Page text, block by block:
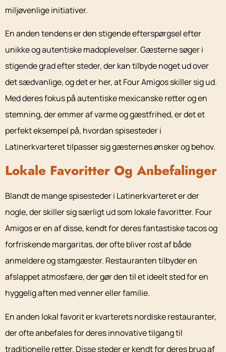
miljøvenlige initiativer.
En anden tendens er den stigende efterspørgsel efter
unikke og autentiske madoplevelser. Gæsterne søger i
stigende grad efter steder, der kan tilbyde noget ud over
det sædvanlige, og det er her, at Four Amigos skiller sig ud.
Med deres fokus på autentiske mexicanske retter og en
stemning, der emmer af varme og gæstfrihed, er det et
perfekt eksempel på, hvordan spisesteder i
Latinerkvarteret tilpasser sig gæsternes ønsker og behov.
Lokale Favoritter Og Anbefalinger
Blandt de mange spisesteder i Latinerkvarteret er der
nogle, der skiller sig særligt ud som lokale favoritter. Four
Amigos er en af disse, kendt for deres fantastiske tacos og
forfriskende margaritas, der ofte bliver rost af både
anmeldere og stamgæster. Restauranten tilbyder en
afslappet atmosfære, der gør den til et ideelt sted for en
hyggelig aften med venner eller familie.
En anden lokal favorit er kvarterets nordiske restauranter,
der ofte anbefales for deres innovative tilgang til
traditionelle retter. Disse steder er kendt for deres brug af